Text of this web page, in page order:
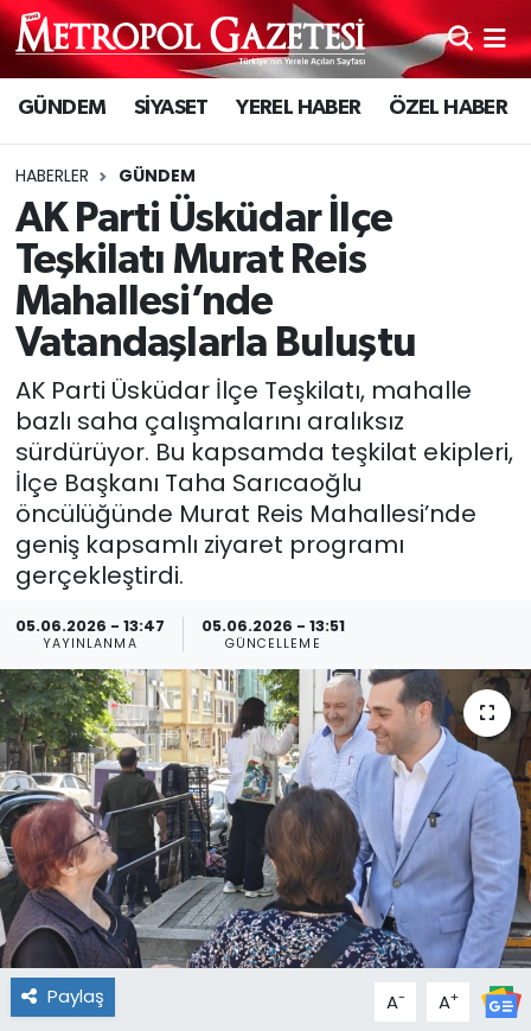
GÜNDEM SİYASET YEREL HABER ÖZEL HABER
HABERLER GÜNDEM
AK Parti Üsküdar İlçe
Teşkilatı Murat Reis
Mahallesi’nde
Vatandaşlarla Buluştu
AK Parti Üsküdar İlçe Teşkilatı, mahalle
bazlı saha çalışmalarını aralıksız
sürdürüyor. Bu kapsamda teşkilat ekipleri,
İlçe Başkanı Taha Sarıcaoğlu
öncülüğünde Murat Reis Mahallesi’nde
geniş kapsamlı ziyaret programı
gerçekleştirdi.
05.06.2026 - 13:47
YAYINLANMA
05.06.2026 - 13:51
GÜNCELLEME
Paylaş A- A+
Hava Durumu
Trafik Durumu
Süper Lig Puan Durumu ve Fikstür
Tüm Manşetler
Son Dakika Haberleri
Haber Arşivi